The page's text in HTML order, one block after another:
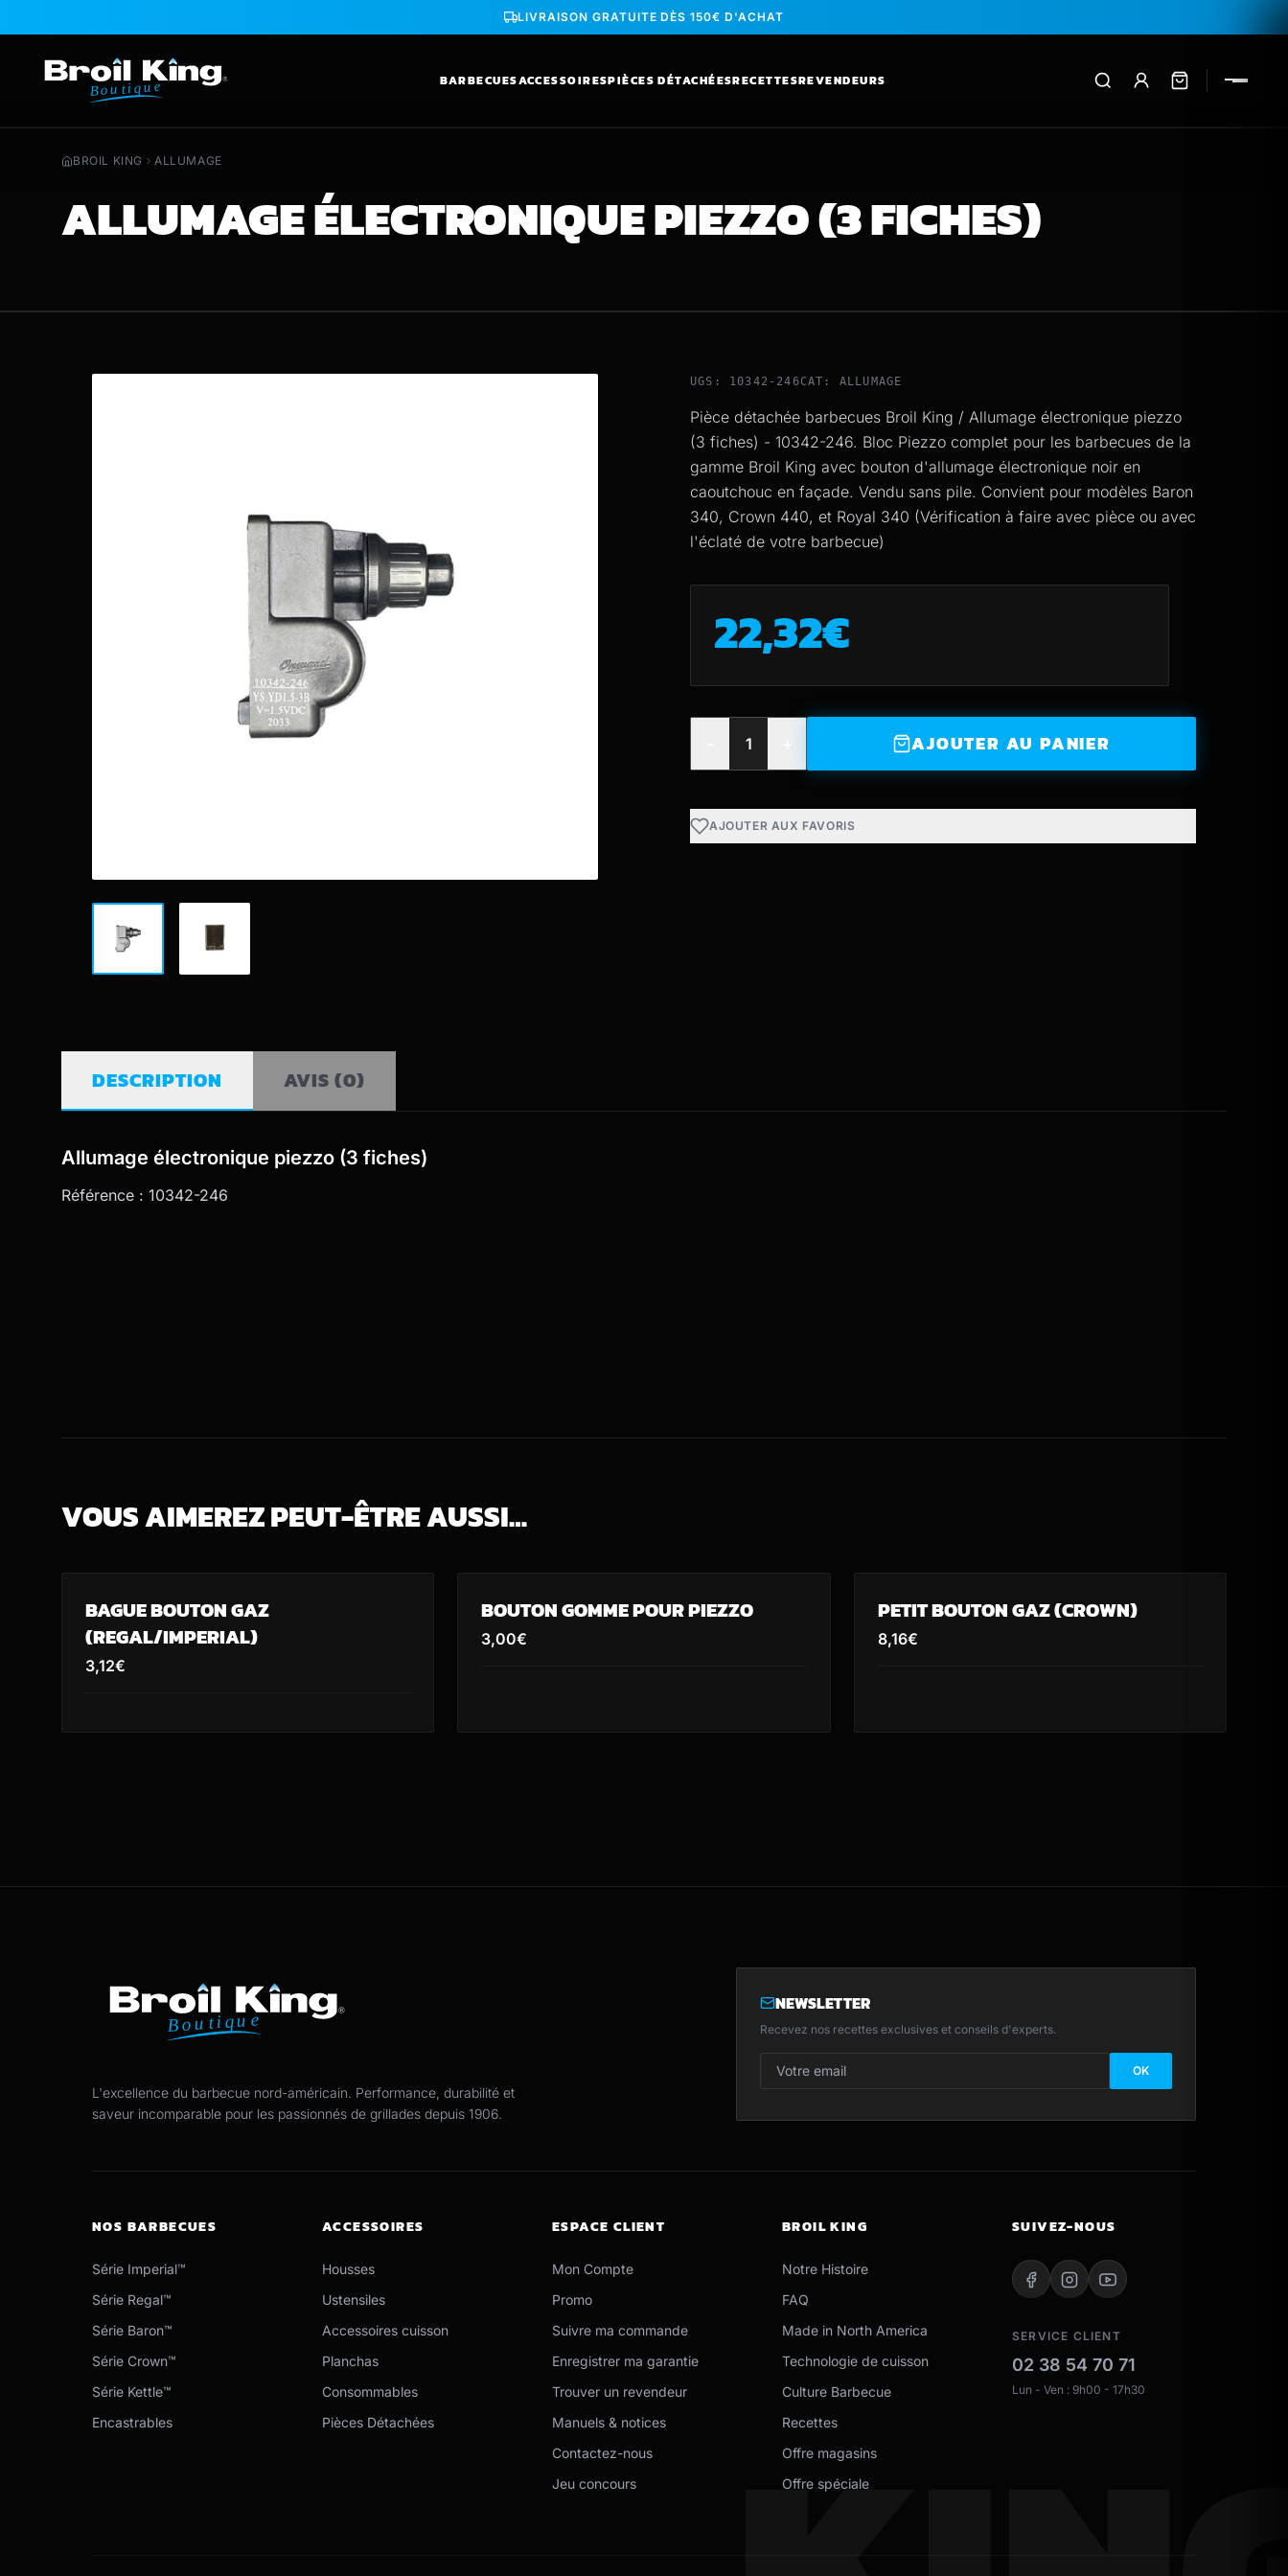
LIVRAISON GRATUITE DÈS 150€ D'ACHAT
BARBECUESACCESSOIRESPIÈCES DÉTACHÉESRECETTESREVENDEURS
BROIL KING ALLUMAGE
ALLUMAGE ÉLECTRONIQUE PIEZZO (3 FICHES)
UGS: 10342-246CAT: ALLUMAGE
Pièce détachée barbecues Broil King / Allumage électronique piezzo
(3 fiches) - 10342-246. Bloc Piezzo complet pour les barbecues de la
gamme Broil King avec bouton d'allumage électronique noir en
caoutchouc en façade. Vendu sans pile. Convient pour modèles Baron
340, Crown 440, et Royal 340 (Vérification à faire avec pièce ou avec
l'éclaté de votre barbecue)
22,32€
AJOUTER AU PANIER
AJOUTER AUX FAVORIS
DESCRIPTION AVIS (0)
Allumage électronique piezzo (3 fiches)
Référence : 10342-246
VOUS AIMEREZ PEUT-ÊTRE AUSSI…
BAGUE BOUTON GAZ
(REGAL/IMPERIAL)
3,12€
BOUTON GOMME POUR PIEZZO
3,00€
PETIT BOUTON GAZ (CROWN)
8,16€
L'excellence du barbecue nord-américain. Performance, durabilité et
saveur incomparable pour les passionnés de grillades depuis 1906.
NEWSLETTER
Recevez nos recettes exclusives et conseils d'experts.
Adresse email pour la newsletter OK
NOS BARBECUES
Série Imperial™
Série Regal™
Série Baron™
Série Crown™
Série Kettle™
Encastrables
ACCESSOIRES
Housses
Ustensiles
Accessoires cuisson
Planchas
Consommables
Pièces Détachées
ESPACE CLIENT
Mon Compte
Promo
Suivre ma commande
Enregistrer ma garantie
Trouver un revendeur
Manuels & notices
Contactez-nous
Jeu concours
BROIL KING
Notre Histoire
FAQ
Made in North America
Technologie de cuisson
Culture Barbecue
Recettes
Offre magasins
Offre spéciale
SUIVEZ-NOUS
SERVICE CLIENT
02 38 54 70 71
Lun - Ven : 9h00 - 17h30